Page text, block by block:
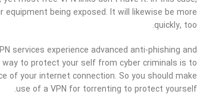
being exposed. It will likewise be more
quickly, too.
services experience advanced anti-phishing and
to protect your self from cyber criminals is to
of your internet connection. So you should make
use of a VPN for torrenting to protect yourself.